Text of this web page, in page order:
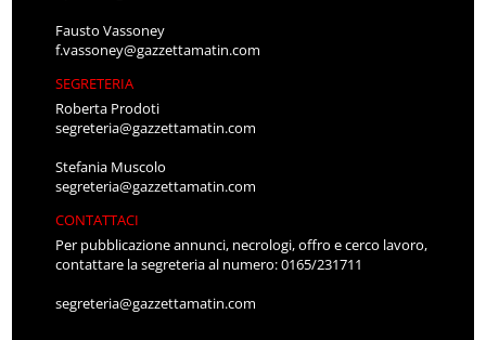
Fausto Vassoney
f.vassoney@gazzettamatin.com
SEGRETERIA
Roberta Prodoti
segreteria@gazzettamatin.com
Stefania Muscolo
segreteria@gazzettamatin.com
CONTATTACI
Per pubblicazione annunci, necrologi, offro e cerco lavoro,
contattare la segreteria al numero: 0165/231711
segreteria@gazzettamatin.com